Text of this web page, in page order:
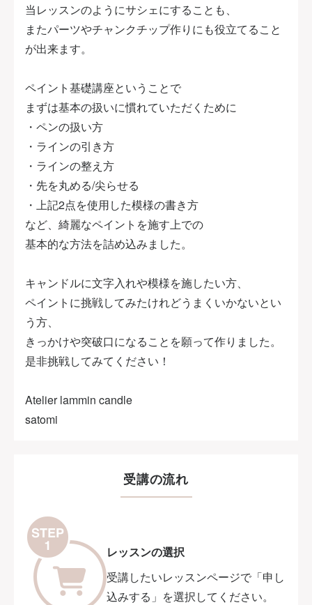
当レッスンのようにサシェにすることも、
またパーツやチャンクチップ作りにも役立てること
が出来ます。
ペイント基礎講座ということで
まずは基本の扱いに慣れていただくために
・ペンの扱い方
・ラインの引き方
・ラインの整え方
・先を丸める/尖らせる
・上記2点を使用した模様の書き方
など、綺麗なペイントを施す上での
基本的な方法を詰め込みました。
キャンドルに文字入れや模様を施したい方、
ペイントに挑戦してみたけれどうまくいかないとい
う方、
きっかけや突破口になることを願って作りました。
是非挑戦してみてください！
Atelier lammin candle
satomi
受講の流れ
レッスンの選択
受講したいレッスンページで「申し
込みする」を選択してください。